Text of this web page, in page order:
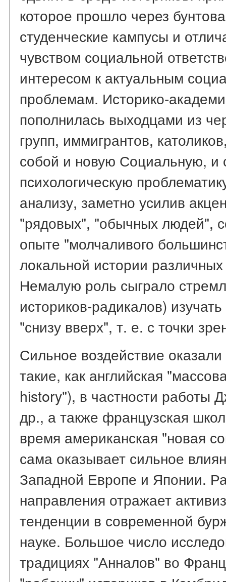
которое прошло через
студенческие кампусы и
чувством социальной
интересом к актуальным
проблемам. Историко-
пополнилась выходцами из
групп, иммигрантов,
собой и новую Социальную, и
психологическую
анализу, заметно усилив
"рядовых", "обычных людей",
опыте "молчаливого
локальной истории
Немалую роль сыграло
историков-радикалов)
"снизу вверх", т. е. с точки
Сильное воздействие
такие, как английская
history"), в частности
др., а также французская
время американская "новая
сама оказывает сильное
Западной Европе и Японии.
направления отражает
тенденции в современной
науке. Большое число
традициях "Анналов" во